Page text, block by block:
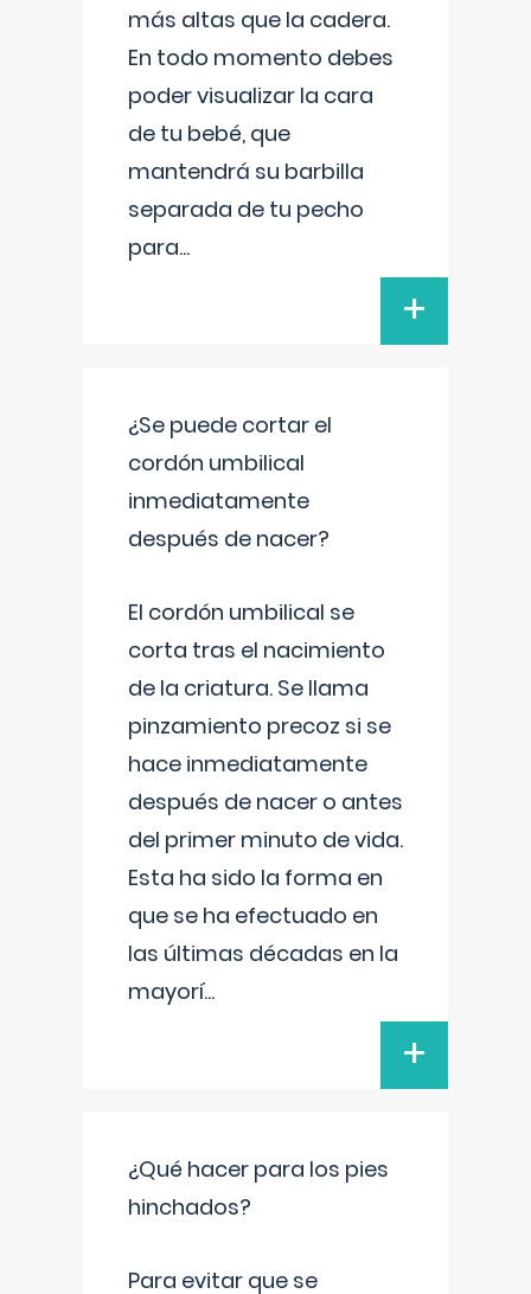
más altas que la cadera.
En todo momento debes
poder visualizar la cara
de tu bebé, que
mantendrá su barbilla
separada de tu pecho
para...
+
¿Se puede cortar el
cordón umbilical
inmediatamente
después de nacer?
El cordón umbilical se
corta tras el nacimiento
de la criatura. Se llama
pinzamiento precoz si se
hace inmediatamente
después de nacer o antes
del primer minuto de vida.
Esta ha sido la forma en
que se ha efectuado en
las últimas décadas en la
mayorí...
+
¿Qué hacer para los pies
hinchados?
Para evitar que se